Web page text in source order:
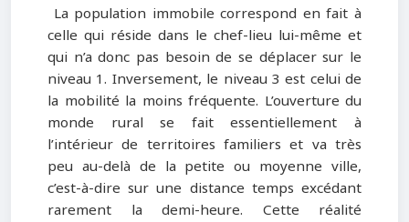
La population immobile correspond en fait à
celle qui réside dans le chef-lieu lui-même et
qui n’a donc pas besoin de se déplacer sur le
niveau 1. Inversement, le niveau 3 est celui de
la mobilité la moins fréquente. L’ouverture du
monde rural se fait essentiellement à
l’intérieur de territoires familiers et va très
peu au-delà de la petite ou moyenne ville,
c’est-à-dire sur une distance temps excédant
rarement la demi-heure. Cette réalité